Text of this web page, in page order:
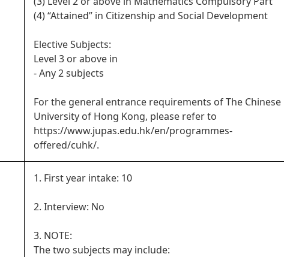
(4) “Attained” in Citizenship and Social Development
Elective Subjects:
Level 3 or above in
- Any 2 subjects
For the general entrance requirements of The Chinese
University of Hong Kong, please refer to
https://www.jupas.edu.hk/en/programmes-
offered/cuhk/.
1. First year intake: 10
2. Interview: No
3. NOTE:
The two subjects may include: